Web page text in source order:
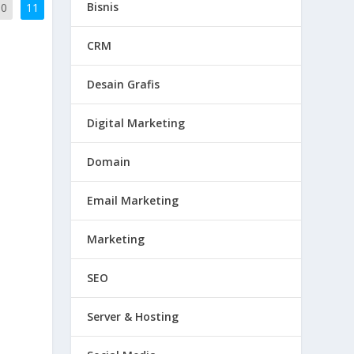
11 Bisnis
CRM
Desain Grafis
Digital Marketing
Domain
Email Marketing
Marketing
SEO
Server & Hosting